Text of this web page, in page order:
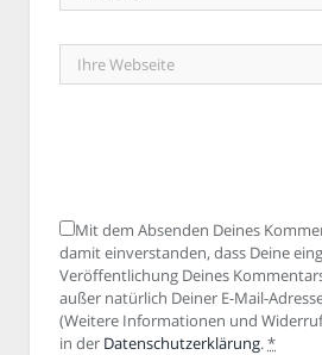
Mit dem Absenden Deines
damit einverstanden, dass Deine
Veröffentlichung Deines
außer natürlich Deiner E-Mail-
(Weitere Informationen und
in der Datenschutzerklärung. *